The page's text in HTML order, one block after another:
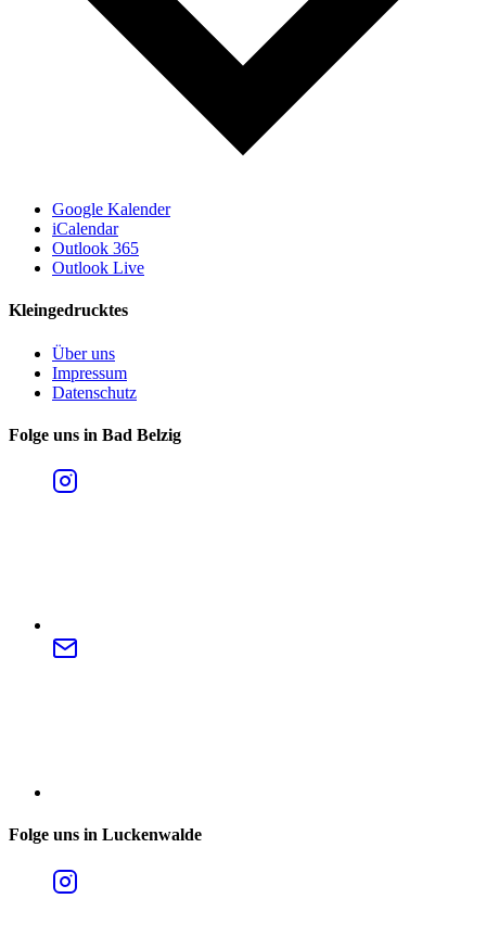
Google Kalender
iCalendar
Outlook 365
Outlook Live
Kleingedrucktes
Über uns
Impressum
Datenschutz
Folge uns in Bad Belzig
Folge uns in Luckenwalde